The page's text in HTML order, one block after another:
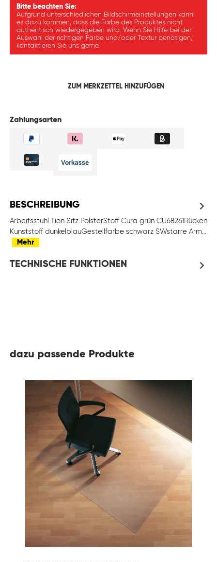
Bitte beachten Sie:
Aufgrund unterschiedlichen Bildschirmeinstellungen kann
es dazu kommen, dass die Farbe des Produktes nicht
authentisch wiedergegeben wird. Wenn Sie Hilfe bei der
Auswahl der richtigen Farbe und/oder Textur benötigen,
kontaktieren Sie uns gerne.
ZUM MERKZETTEL HINZUFÜGEN
Zahlungsarten
BESCHREIBUNG
Arbeitsstuhl Tion Sitz PolsterStoff Cura grün CU68261Rücken
Kunststoff dunkelblauGestellfarbe schwarz SWstarre Arm…
Mehr
TECHNISCHE FUNKTIONEN
dazu passende Produkte